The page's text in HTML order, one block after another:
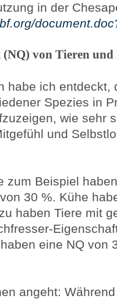
in der
von Tieren und
habe ich entdeckt,
Spezies in
wie sehr
und
zum Beispiel
30 %. Kühe
haben Tiere mit
eine NQ von
angeht: